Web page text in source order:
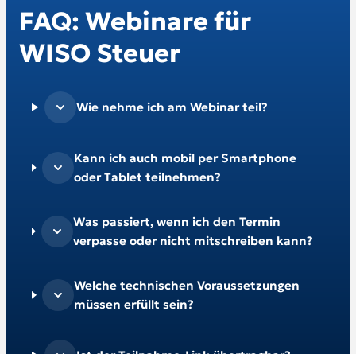
FAQ: Webinare für
WISO Steuer
Wie nehme ich am Webinar teil?
Kann ich auch mobil per Smartphone
oder Tablet teilnehmen?
Was passiert, wenn ich den Termin
verpasse oder nicht mitschreiben kann?
Welche technischen Voraussetzungen
müssen erfüllt sein?